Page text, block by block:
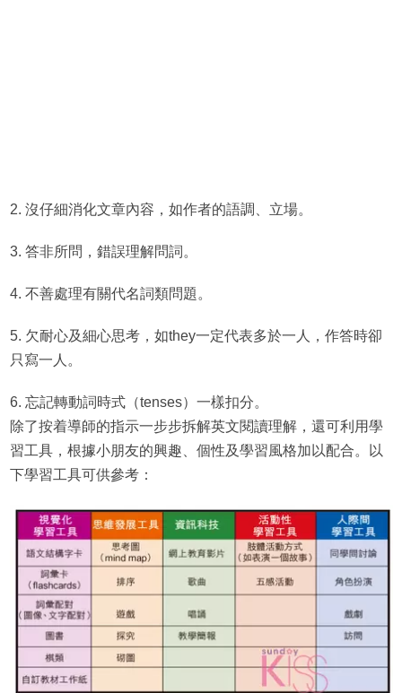
2. 沒仔細消化文章內容，如作者的語調、立場。
3. 答非所問，錯誤理解問詞。
4. 不善處理有關代名詞類問題。
5. 欠耐心及細心思考，如they一定代表多於一人，作答時卻
只寫一人。
6. 忘記轉動詞時式（tenses）一樣扣分。
除了按着導師的指示一步步拆解英文閱讀理解，還可利用學
習工具，根據小朋友的興趣、個性及學習風格加以配合。以
下學習工具可供參考：